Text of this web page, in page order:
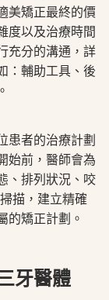
美矯正最終的價
度以及治療時間
充分的溝通，詳
：輔助工具、後
患者的治療計劃
始前，醫師會為
、排列狀況、咬
描，建立精確
的矯正計劃。
牙醫體